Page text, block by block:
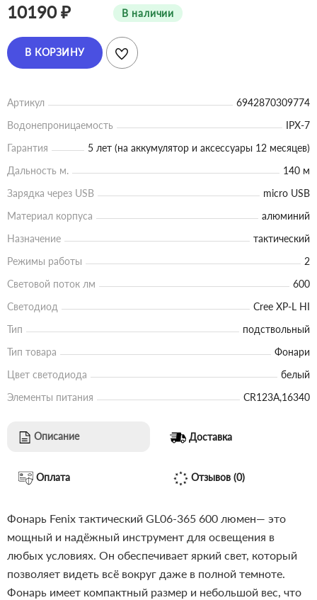
10190 ₽ В наличии
В КОРЗИНУ
Артикул
6942870309774
Водонепроницаемость
IPX-7
Гарантия
5 лет (на аккумулятор и аксессуары 12 месяцев)
Дальность м.
140 м
Зарядка через USB
micro USB
Материал корпуса
алюминий
Назначение
тактический
Режимы работы
2
Световой поток лм
600
Светодиод
Cree XP-L HI
Тип
подствольный
Тип товара
Фонари
Цвет светодиода
белый
Элементы питания
CR123A,16340
Описание Доставка
Оплата Отзывов (0)
Фонарь Fenix тактический GL06-365 600 люмен— это
мощный и надёжный инструмент для освещения в
любых условиях. Он обеспечивает яркий свет, который
позволяет видеть всё вокруг даже в полной темноте.
Фонарь имеет компактный размер и небольшой вес, что